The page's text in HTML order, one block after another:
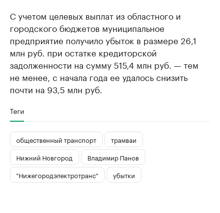
С учетом целевых выплат из областного и
городского бюджетов муниципальное
предприятие получило убыток в размере 26,1
млн руб. при остатке кредиторской
задолженности на сумму 515,4 млн руб. — тем
не менее, с начала года ее удалось снизить
почти на 93,5 млн руб.
Теги
общественный транспорт
трамваи
Нижний Новгород
Владимир Панов
"Нижегородэлектротранс"
убытки